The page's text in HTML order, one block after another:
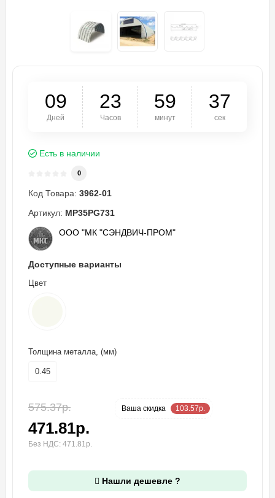
09
Дней
23
Часов
59
минут
37
сек
Есть в наличии
0
Код Товара: 3962-01
Артикул: MP35PG731
ООО "МК "СЭНДВИЧ-ПРОМ"
Доступные варианты
Цвет
Толщина металла, (мм)
0.45
575.37р. Ваша cкидка 103.57р.
471.81р.
Без НДС: 471.81р.
Нашли дешевле ?